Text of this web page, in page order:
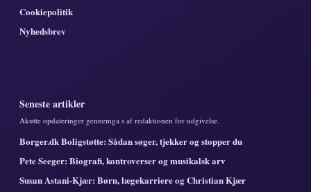
Cookiepolitik
Nyhedsbrev
Seneste artikler
Akutte opdateringer gennemga s af redaktionen for udgivelse.
Borger.dk Boligstøtte: Sådan søger, tjekker og stopper du
Pete Seeger: Biografi, kontroverser og musikalsk arv
Susan Astani-Kjær: Børn, lægekarriere og Christian Kjær